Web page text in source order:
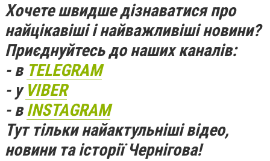
Хочете швидше дізнаватися про
найцікавіші і найважливіші новини?
Приєднуйтесь до наших каналів:
- в TELEGRAM
- у VIBER
- вINSTAGRAM
Тут тільки найактульніші відео,
новини та історії Чернігова!